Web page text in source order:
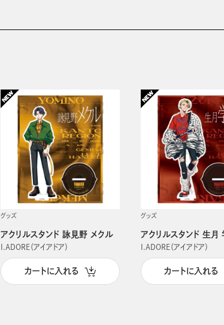
グッズ
アクリルスタンド 詠見野 メクル
I.ADORE（アイアドア）
カートに入れる
グッズ
アクリルスタンド 生月
I.ADORE（アイアドア）
カートに入れる